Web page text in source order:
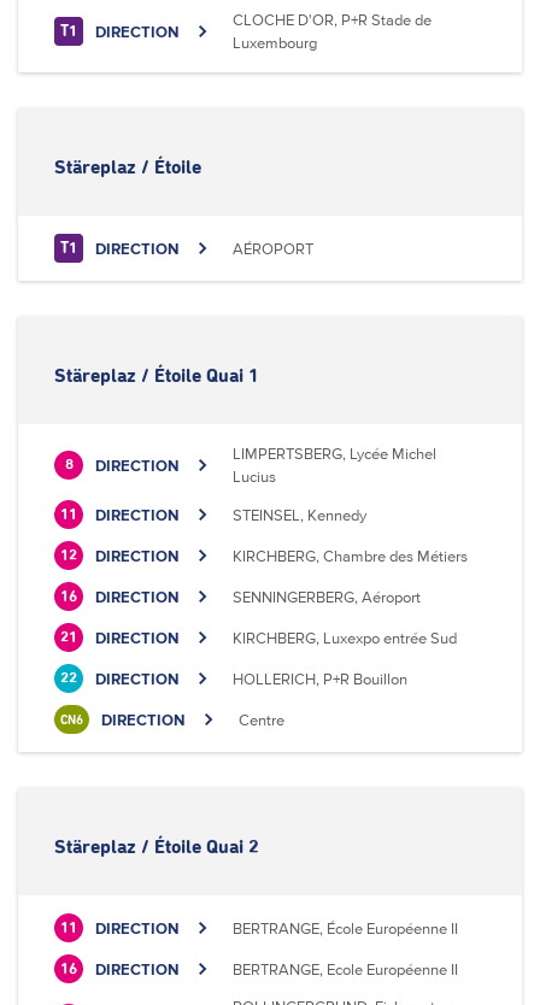
T1 DIRECTION
CLOCHE D'OR, P+R Stade de
Luxembourg
Stäreplaz / Étoile
T1 DIRECTION AÉROPORT
Stäreplaz / Étoile Quai 1
8 DIRECTION
LIMPERTSBERG, Lycée Michel
Lucius
11 DIRECTION STEINSEL, Kennedy
12 DIRECTION KIRCHBERG, Chambre des Métiers
16 DIRECTION SENNINGERBERG, Aéroport
21 DIRECTION KIRCHBERG, Luxexpo entrée Sud
22 DIRECTION HOLLERICH, P+R Bouillon
CN6 DIRECTION Centre
Stäreplaz / Étoile Quai 2
11 DIRECTION BERTRANGE, École Européenne II
16 DIRECTION BERTRANGE, Ecole Européenne II